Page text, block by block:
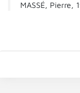
MASSÉ, Pierre,